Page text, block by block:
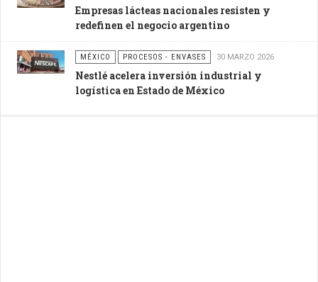
Empresas lácteas nacionales resisten y
redefinen el negocio argentino
MÉXICO PROCESOS - ENVASES 30 MARZO 2026
Nestlé acelera inversión industrial y
logística en Estado de México